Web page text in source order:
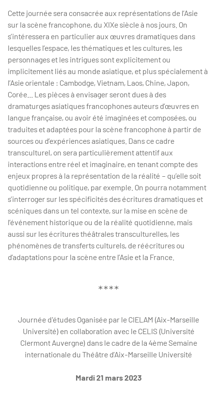
Cette journée sera consacrée aux représentations de l’Asie
sur la scène francophone, du XIXe siècle à nos jours. On
s’intéressera en particulier aux œuvres dramatiques dans
lesquelles l’espace, les thématiques et les cultures, les
personnages et les intrigues sont explicitement ou
implicitement liés au monde asiatique, et plus spécialement à
l’Asie orientale : Cambodge, Vietnam, Laos, Chine, Japon,
Corée... Les pièces à envisager seront dues à des
dramaturges asiatiques francophones auteurs d’œuvres en
langue française, ou avoir été imaginées et composées, ou
traduites et adaptées pour la scène francophone à partir de
sources ou d’expériences asiatiques. Dans ce cadre
transculturel, on sera particulièrement attentif aux
interactions entre réel et imaginaire, en tenant compte des
enjeux propres à la représentation de la réalité – qu’elle soit
quotidienne ou politique, par exemple. On pourra notamment
s’interroger sur les spécificités des écritures dramatiques et
scéniques dans un tel contexte, sur la mise en scène de
l’événement historique ou de la réalité quotidienne, mais
aussi sur les écritures théâtrales transculturelles, les
phénomènes de transferts culturels, de réécritures ou
d’adaptations pour la scène entre l’Asie et la France.
****
Journée d'études Oganisée par le CIELAM (Aix-Marseille
Université) en collaboration avec le CELIS (Université
Clermont Auvergne) dans le cadre de la 4ème Semaine
internationale du Théâtre d’Aix-Marseille Université
Mardi 21 mars 2023